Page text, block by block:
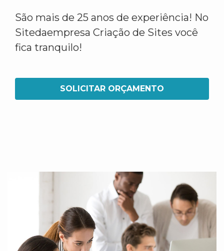
São mais de 25 anos de experiência! No
Sitedaempresa Criação de Sites você
fica tranquilo!
SOLICITAR ORÇAMENTO